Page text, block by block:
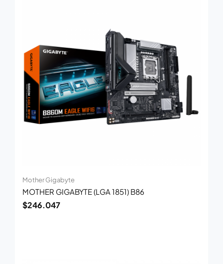
Mother Gigabyte
MOTHER GIGABYTE (LGA 1851) B86
$246.047